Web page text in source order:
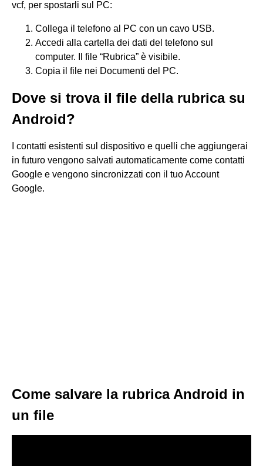
vcf, per spostarli sul PC:
Collega il telefono al PC con un cavo USB.
Accedi alla cartella dei dati del telefono sul
computer. Il file “Rubrica” è visibile.
Copia il file nei Documenti del PC.
Dove si trova il file della rubrica su
Android?
I contatti esistenti sul dispositivo e quelli che aggiungerai
in futuro vengono salvati automaticamente come contatti
Google e vengono sincronizzati con il tuo Account
Google.
Come salvare la rubrica Android in
un file